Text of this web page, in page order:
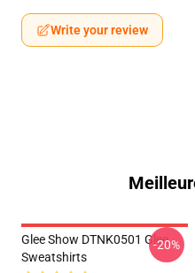
Write your review
Glee Show DTNK0501 Glee
Sweatshirts
-20%